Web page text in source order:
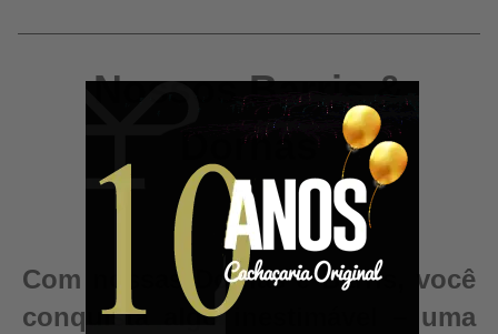
Nossos Barris &
Dornas
Com nossas Dornas e Barris, você
conquista algo inestimável – uma